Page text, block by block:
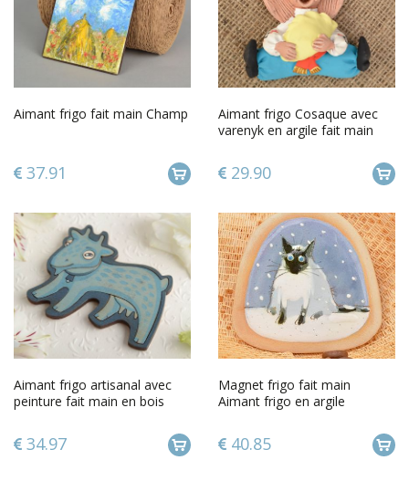
Aimant frigo fait main Champ
37.91
Aimant frigo Cosaque avec
varenyk en argile fait main
29.90
Aimant frigo artisanal avec
peinture fait main en bois
34.97
Magnet frigo fait main
Aimant frigo en argile
siamois
40.85